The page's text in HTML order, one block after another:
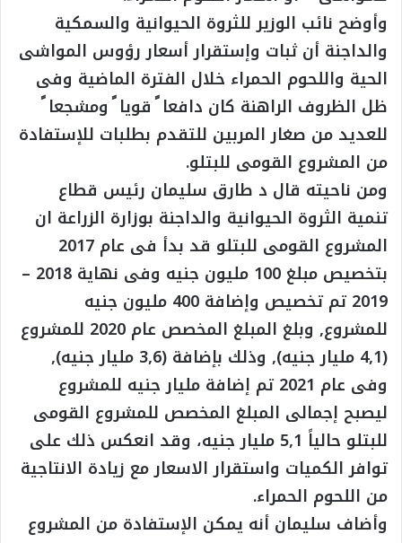
وأوضح نائب الوزير للثروة الحيوانية والسمكية
والداجنة أن ثبات وإستقرار أسعار رؤوس المواشى
الحية واللحوم الحمراء خلال الفترة الماضية وفى
ظل الظروف الراهنة كان دافعا ً قويا ً ومشجعا ً
للعديد من صغار المربين للتقدم بطلبات للإستفادة
من المشروع القومى للبتلو.
‏ومن ناحيته قال د طارق سليمان رئيس قطاع
تنمية الثروة الحيوانية والداجنة بوزارة الزراعة ان
المشروع القومى للبتلو قد بدأ فى عام 2017
بتخصيص مبلغ 100 مليون جنيه وفى نهاية 2018 –
2019 تم تخصيص وإضافة 400 مليون جنيه
للمشروع, وبلغ المبلغ المخصص عام 2020 للمشروع
(4,1 مليار جنيه), وذلك بإضافة (3,6 مليار جنيه),
وفى عام 2021 تم إضافة مليار جنيه للمشروع
ليصبح إجمالى المبلغ المخصص للمشروع القومى
للبتلو حالياً 5,1 مليار جنيه، ‏وقد انعكس ذلك على
توافر الكميات واستقرار الاسعار مع زيادة الانتاجية
من اللحوم الحمراء.
وأضاف سليمان أنه يمكن الإستفادة من المشروع